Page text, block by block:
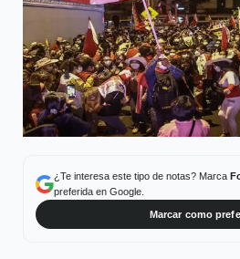
¿Te interesa este tipo de notas? Marca
preferida en Google.
Marcar como